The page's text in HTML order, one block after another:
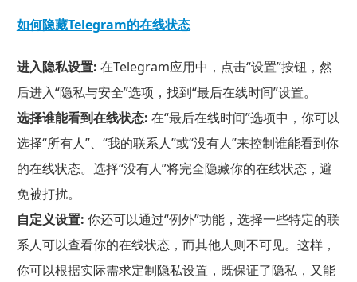
如何隐藏Telegram的在线状态
进入隐私设置: 在Telegram应用中，点击“设置”按钮，然
后进入“隐私与安全”选项，找到“最后在线时间”设置。
选择谁能看到在线状态: 在“最后在线时间”选项中，你可以
选择“所有人”、“我的联系人”或“没有人”来控制谁能看到你
的在线状态。选择“没有人”将完全隐藏你的在线状态，避
免被打扰。
自定义设置: 你还可以通过“例外”功能，选择一些特定的联
系人可以查看你的在线状态，而其他人则不可见。这样，
你可以根据实际需求定制隐私设置，既保证了隐私，又能